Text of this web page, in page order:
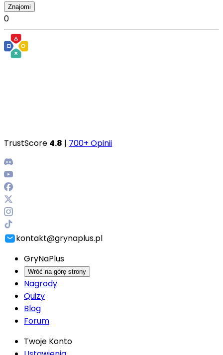
Znajomi
0
TrustScore 4.8 | 700+ Opinii
kontakt@grynaplus.pl
GryNaPlus
Wróć na górę strony
Nagrody
Quizy
Blog
Forum
Twoje Konto